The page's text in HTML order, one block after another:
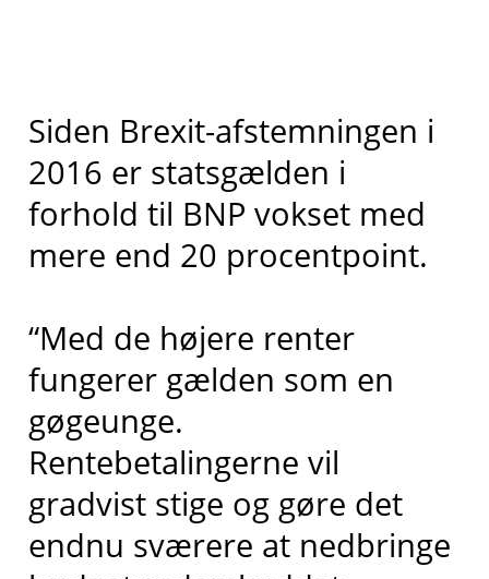
Siden Brexit-afstemningen i
2016 er statsgælden i
forhold til BNP vokset med
mere end 20 procentpoint.
“Med de højere renter
fungerer gælden som en
gøgeunge.
Rentebetalingerne vil
gradvist stige og gøre det
endnu sværere at nedbringe